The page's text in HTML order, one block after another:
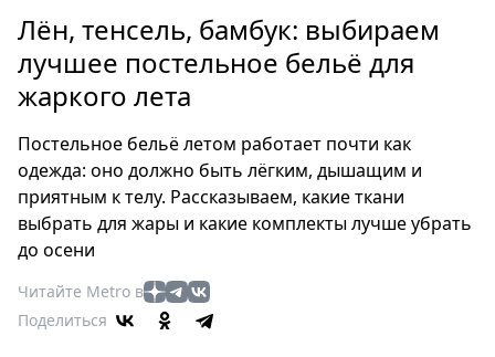
Россия
Мир
Здоровье
Туризм
Мода
Театр
Афиша
Книги
Лён, тенсель, бамбук: выбираем
лучшее постельное бельё для
жаркого лета
Постельное бельё летом работает почти как
одежда: оно должно быть лёгким, дышащим и
приятным к телу. Рассказываем, какие ткани
выбрать для жары и какие комплекты лучше убрать
до осени
Читайте Metro в
Поделиться